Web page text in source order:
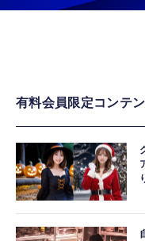
有料会員限定コンテ